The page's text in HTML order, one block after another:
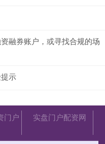
融券账户，或寻找合规的场
示
门户
实盘门户配资网